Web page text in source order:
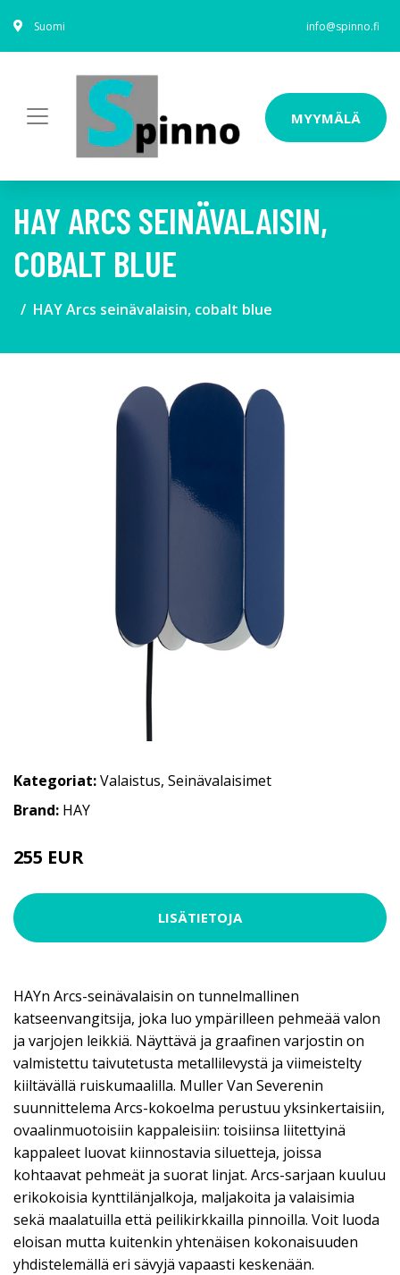
Suomi info@spinno.fi
MYYMÄLÄ
HAY ARCS SEINÄVALAISIN,
COBALT BLUE
HAY Arcs seinävalaisin, cobalt blue
Kategoriat:Valaistus, Seinävalaisimet
Brand: HAY
255 EUR
LISÄTIETOJA
HAYn Arcs-seinävalaisin on tunnelmallinen
katseenvangitsija, joka luo ympärilleen pehmeää valon
ja varjojen leikkiä. Näyttävä ja graafinen varjostin on
valmistettu taivutetusta metallilevystä ja viimeistelty
kiiltävällä ruiskumaalilla. Muller Van Severenin
suunnittelema Arcs-kokoelma perustuu yksinkertaisiin,
ovaalinmuotoisiin kappaleisiin: toisiinsa liitettyinä
kappaleet luovat kiinnostavia siluetteja, joissa
kohtaavat pehmeät ja suorat linjat. Arcs-sarjaan kuuluu
erikokoisia kynttilänjalkoja, maljakoita ja valaisimia
sekä maalatuilla että peilikirkkailla pinnoilla. Voit luoda
eloisan mutta kuitenkin yhtenäisen kokonaisuuden
yhdistelemällä eri sävyjä vapaasti keskenään.